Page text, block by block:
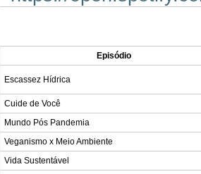
Episódio
Escassez Hídrica
Cuide de Você
Mundo Pós Pandemia
Veganismo x Meio Ambiente
Vida Sustentável